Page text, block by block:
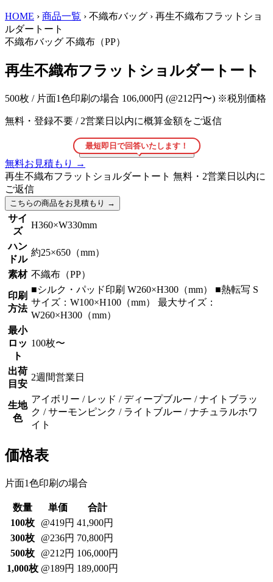
HOME › 商品一覧 › 不織布バッグ › 再生不織布フラットショ
ルダートート
不織布バッグ 不織布（PP）
再生不織布フラットショルダートート
500枚 / 片面1色印刷の場合 106,000円 (@212円〜) ※税別価格
無料・登録不要 / 2営業日以内に概算金額をご返信
最短即日で回答いたします！
こちらの商品をお見積もり →
無料お見積もり
→
再生不織布フラットショルダートート 無料・2営業日以内に
ご返信
こちらの商品をお見積もり →
サイ
ズ
H360×W330mm
ハン
ドル
約25×650（mm）
素材 不織布（PP）
印刷
方法
■シルク・パッド印刷 W260×H300（mm） ■熱転写 S
サイズ：W100×H100（mm） 最大サイズ：
W260×H300（mm）
最小
ロッ
ト
100枚〜
出荷
目安
2週間営業日
生地
色
アイボリー / レッド / ディープブルー / ナイトブラッ
ク / サーモンピンク / ライトブルー / ナチュラルホワ
イト
価格表
片面1色印刷の場合
数量 単価
合計
100枚
@419円 41,900円
300枚
@236円 70,800円
500枚
@212円 106,000円
1,000枚 @189円 189,000円